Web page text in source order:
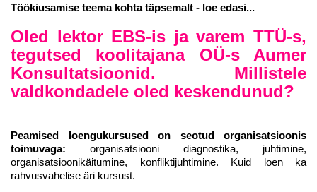
Töökiusamise teema kohta täpsemalt - loe edasi...
Oled lektor EBS-is ja varem TTÜ-s,
tegutsed koolitajana OÜ-s Aumer
Konsultatsioonid. Millistele
valdkondadele oled keskendunud?
Peamised loengukursused on seotud organisatsioonis
toimuvaga: organisatsiooni diagnostika, juhtimine,
organisatsioonikäitumine, konfliktijuhtimine. Kuid loen ka
rahvusvahelise äri kursust.